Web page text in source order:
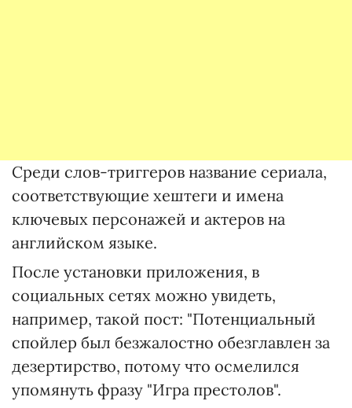
Среди слов-триггеров название сериала,
соответствующие хештеги и имена
ключевых персонажей и актеров на
английском языке.
После установки приложения, в
социальных сетях можно увидеть,
например, такой пост: "Потенциальный
спойлер был безжалостно обезглавлен за
дезертирство, потому что осмелился
упомянуть фразу "Игра престолов".